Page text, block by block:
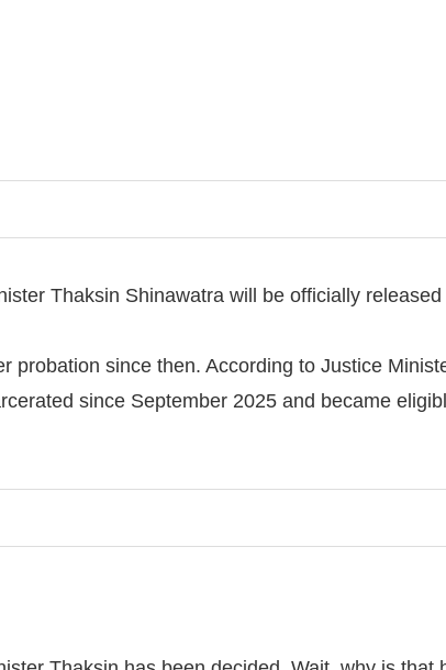
Thaksin Shinawatra will be officially
probation since then. According to Justice
since September 2025 and became